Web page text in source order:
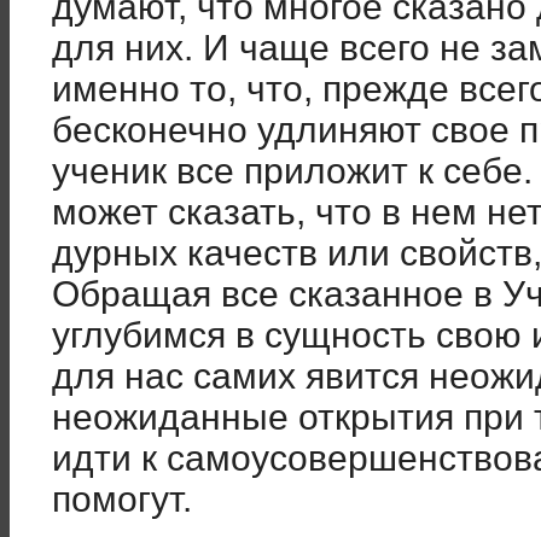
для них. И чаще всего не
именно то, что, прежде
бесконечно удлиняют свое
ученик все приложит к
может сказать, что в нем
дурных качеств или
Обращая все сказанное в
углубимся в сущность
для нас самих явится
неожиданные открытия
идти к
помогут.